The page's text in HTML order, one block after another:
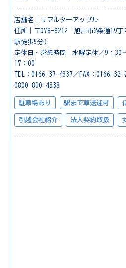
店舗名｜リアルターアップル
住所｜〒078-8212 旭川市2条通19丁
駅徒歩5分）
定休日・営業時間｜水曜定休／9：
17：00
TEL：0166-37-4337／FAX：0166-
0800-800-4338
駐車場あり 駅まで車送迎可
引越会社紹介 法人契約取扱